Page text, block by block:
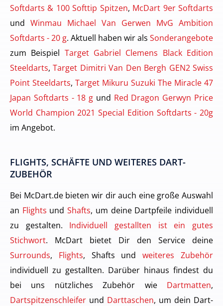
Softdarts & 100 Softtip Spitzen, McDart 9er Softdarts
und Winmau Michael Van Gerwen MvG Ambition
Softdarts - 20 g. Aktuell haben wir als Sonderangebote
zum Beispiel Target Gabriel Clemens Black Edition
Steeldarts,Target Dimitri Van Den Bergh GEN2 Swiss
Point Steeldarts, Target Mikuru Suzuki The Miracle 47
Japan Softdarts - 18 g und Red Dragon Gerwyn Price
World Champion 2021 Special Edition Softdarts - 20g
im Angebot.
FLIGHTS, SCHÄFTE UND WEITERES DART-
ZUBEHÖR
Bei McDart.de bieten wir dir auch eine große Auswahl
an Flights undShafts, um deine Dartpfeile individuell
zu gestalten. Individuell gestallten ist ein gutes
Stichwort. McDart bietet Dir den Service deine
Surrounds, Flights, Shafts undweiteres Zubehör
individuell zu gestallten. Darüber hinaus findest du
bei uns nützliches Zubehör wie Dartmatten,
Dartspitzenschleifer und Darttaschen, um dein Dart-